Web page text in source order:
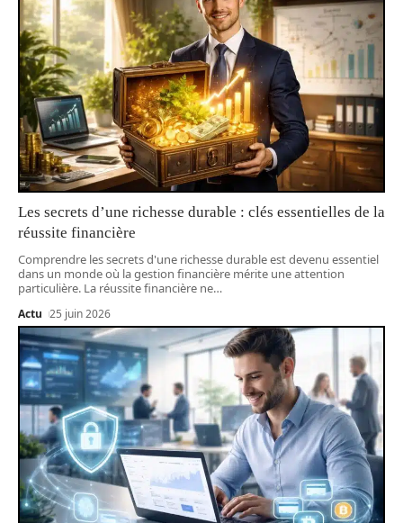
Les secrets d’une richesse durable : clés essentielles de la
réussite financière
Comprendre les secrets d'une richesse durable est devenu essentiel
dans un monde où la gestion financière mérite une attention
particulière. La réussite financière ne…
Actu 25 juin 2026